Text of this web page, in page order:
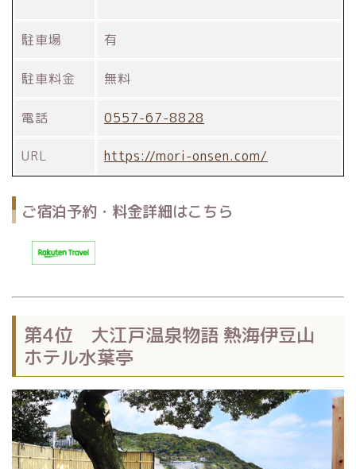
駐車場 有
駐車料金 無料
電話 0557-67-8828
URL https://mori-onsen.com/
ご宿泊予約・料金詳細はこちら
第4位 大江戸温泉物語 熱海伊豆山
ホテル水葉亭